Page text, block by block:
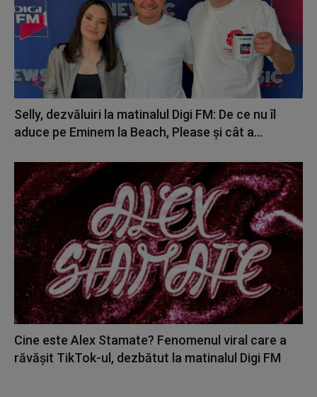
Selly, dezvăluiri la matinalul Digi FM: De ce nu îl
aduce pe Eminem la Beach, Please și cât a...
Cine este Alex Stamate? Fenomenul viral care a
răvășit TikTok-ul, dezbătut la matinalul Digi FM